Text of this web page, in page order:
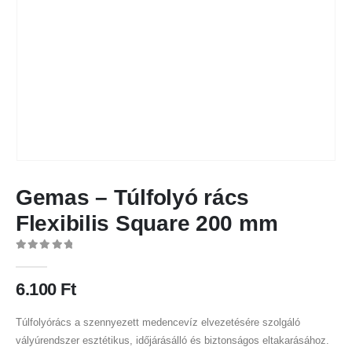
Gemas – Túlfolyó rács
Flexibilis Square 200 mm
6.100 Ft
Túlfolyórács a szennyezett medencevíz elvezetésére szolgáló
vályúrendszer esztétikus, időjárásálló és biztonságos eltakarásához.